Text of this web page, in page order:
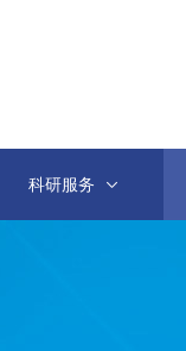
科研服务